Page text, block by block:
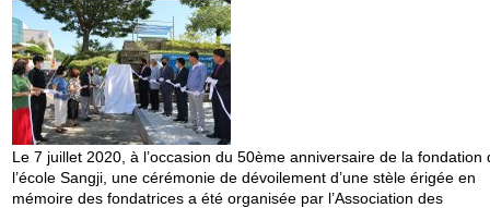
Le 7 juillet 2020, à l’occasion du 50ème anniversaire de la fondation
l’école Sangji, une cérémonie de dévoilement d’une stèle érigée en
mémoire des fondatrices a été organisée par l’Association des